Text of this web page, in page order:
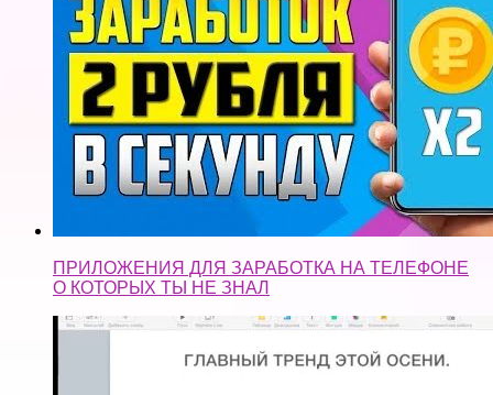
ПРИЛОЖЕНИЯ ДЛЯ ЗАРАБОТКА НА ТЕЛЕФОНЕ
О КОТОРЫХ ТЫ НЕ ЗНАЛ